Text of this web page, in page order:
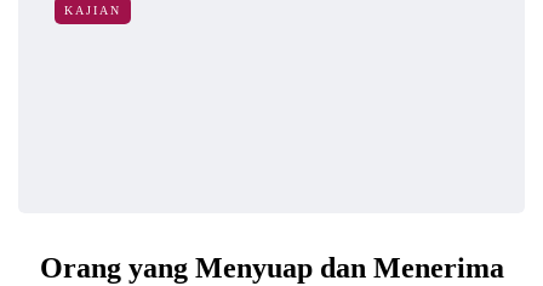
KAJIAN
Orang yang Menyuap dan Menerima